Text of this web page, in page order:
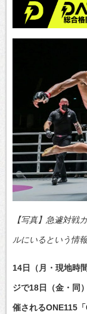
【写真】急遽対戦
ルにいるという情
14日（月・現地時
ジで18日（金・同
催されるONE115